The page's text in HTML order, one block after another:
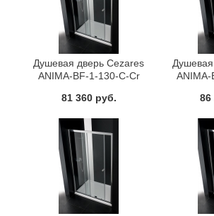
Душевая дверь Cezares
ANIMA-BF-1-130-C-Cr
81 360 руб.
86